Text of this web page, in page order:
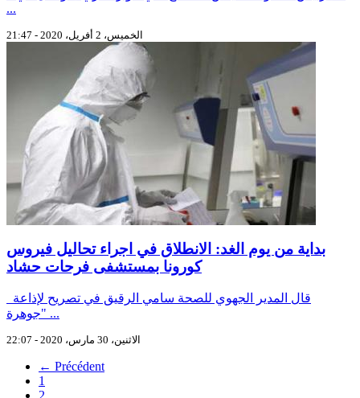
...
الخميس، 2 أفريل، 2020 - 21:47
بداية من يوم الغد: الانطلاق في اجراء تحاليل فيروس
كورونا بمستشفى فرحات حشاد
"جوهرة ...
الاثنين، 30 مارس، 2020 - 22:07
← Précédent
1